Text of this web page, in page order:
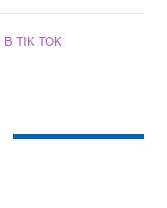
TIK TOK